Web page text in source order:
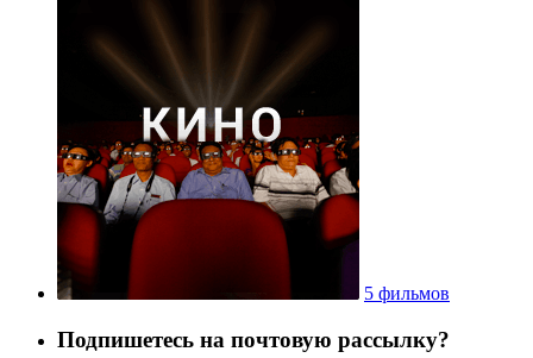
5 фильмов
Подпишетесь на почтовую рассылку?